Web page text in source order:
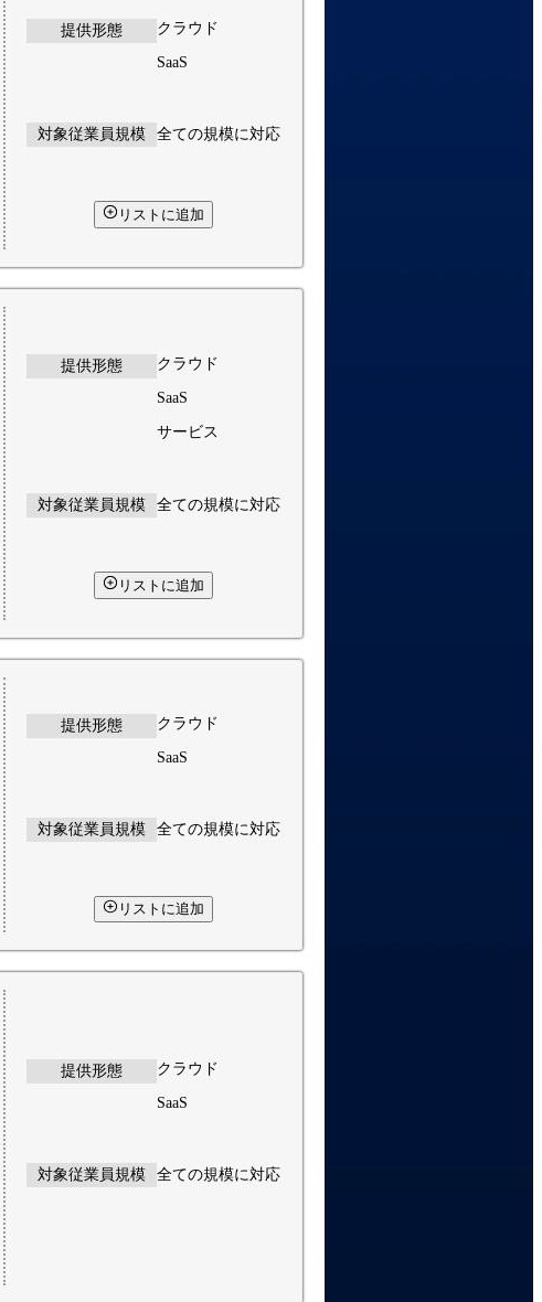
提供形態 クラウド
SaaS
対象従業員規模 全ての規模に対応
リストに追加
提供形態 クラウド
SaaS
サービス
対象従業員規模 全ての規模に対応
リストに追加
提供形態 クラウド
SaaS
対象従業員規模 全ての規模に対応
リストに追加
提供形態 クラウド
SaaS
対象従業員規模 全ての規模に対応